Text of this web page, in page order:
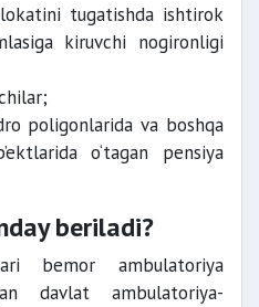
tugatishda ishtirok
kiruvchi nogironligi
poligonlarida va boshqa
o‘tagan pensiya
beriladi?
bemor ambulatoriya
davlat ambulatoriya-